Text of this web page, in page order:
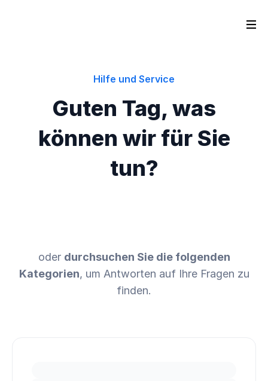
Hilfe und Service
Guten Tag, was
können wir für Sie
tun?
oder durchsuchen Sie die folgenden
Kategorien, um Antworten auf Ihre Fragen zu
finden.